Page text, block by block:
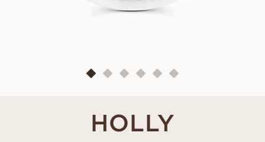
HOLLY